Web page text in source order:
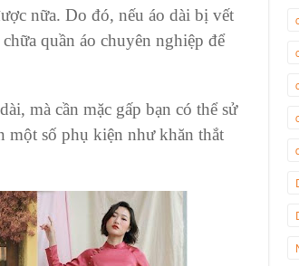
nữa. Do đó, nếu áo dài bị vết
quần áo chuyên nghiệp để
mà cần mặc gấp bạn có thể sử
một số phụ kiện như khăn thắt